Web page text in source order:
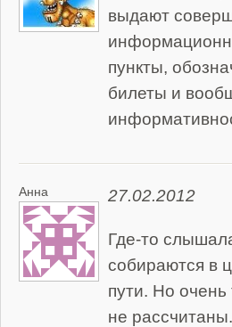
выдают
пункты,
билеты и
Анна 27.02.2012
Где-то
собираются в
пути. Но очень
не рассчитаны.